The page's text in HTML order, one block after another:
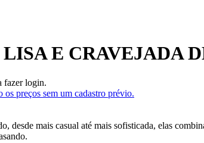
E CRAVEJADA
fazer login.
preços sem um cadastro prévio.
desde mais casual até mais sofisticada, elas